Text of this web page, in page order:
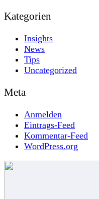
Kategorien
Insights
News
Tips
Uncategorized
Meta
Anmelden
Eintrags-Feed
Kommentar-Feed
WordPress.org